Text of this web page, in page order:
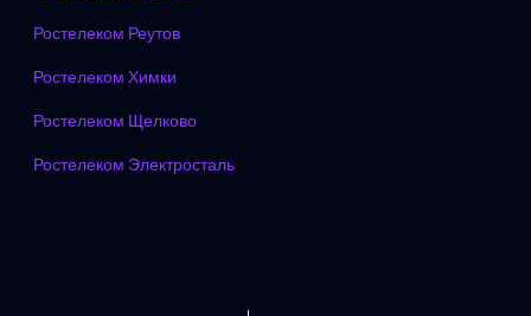
Ростелеком Реутов
Ростелеком Химки
Ростелеком Щелково
Ростелеком Электросталь